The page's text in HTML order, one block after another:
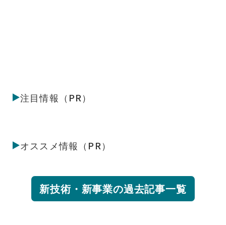
注目情報（PR）
オススメ情報（PR）
新技術・新事業の過去記事一覧